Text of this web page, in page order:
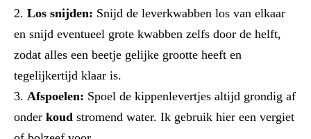
Los snijden: Snijd de leverkwabben los van elkaar
en snijd eventueel grote kwabben zelfs door de helft,
zodat alles een beetje gelijke grootte heeft en
tegelijkertijd klaar is.
Afspoelen: Spoel de kippenlevertjes altijd grondig af
onder koud stromend water. Ik gebruik hier een vergiet